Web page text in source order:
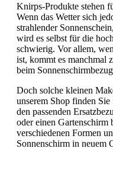
Knirps-Produkte stehen
Wenn das Wetter sich
strahlender
wird es selbst für die
schwierig. Vor allem,
ist, kommt es manchmal
beim
Doch solche kleinen
unserem Shop finden
den passenden
oder einen Gartenschirm
verschiedenen Formen
Sonnenschirm in neuem